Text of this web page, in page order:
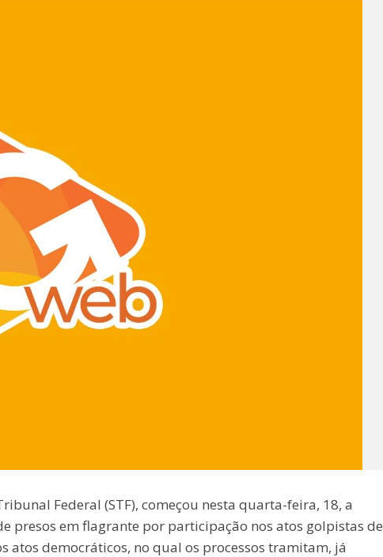
Federal (STF), começou nesta quarta-feira, 18, a
presos em flagrante por participação nos atos golpistas de
democráticos, no qual os processos tramitam, já